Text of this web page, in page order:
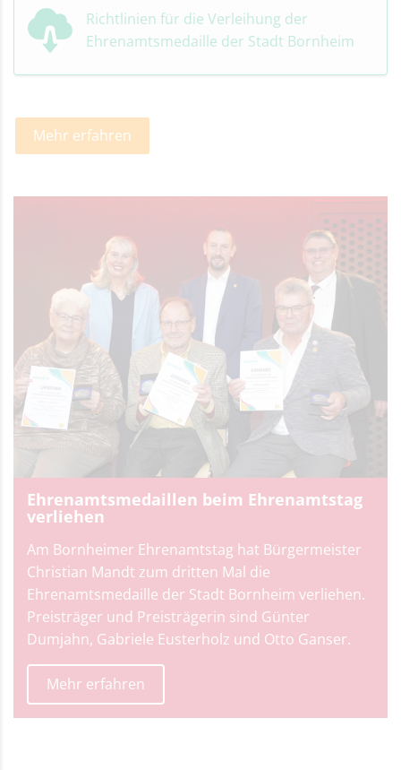
Richtlinien für die Verleihung der
Ehrenamtsmedaille der Stadt Bornheim
Mehr erfahren
Ehrenamtsmedaillen beim Ehrenamtstag
verliehen
Am Bornheimer Ehrenamtstag hat Bürgermeister
Christian Mandt zum dritten Mal die
Ehrenamtsmedaille der Stadt Bornheim verliehen.
Preisträger und Preisträgerin sind Günter
Dumjahn, Gabriele Eusterholz und Otto Ganser.
Mehr erfahren